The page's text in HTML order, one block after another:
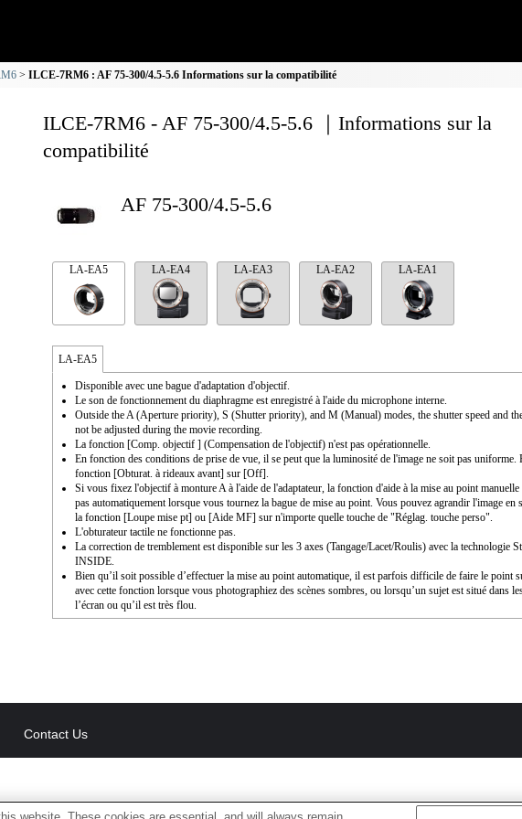
ILCE-7RM6 : AF 75-300/4.5-5.6 Informations sur la compatibilité
ILCE-7RM6 - AF 75-300/4.5-5.6 ｜Informations sur la
compatibilité
AF 75-300/4.5-5.6
LA-EA5 LA-EA4 LA-EA3 LA-EA2 LA-EA1
LA-EA5
Disponible avec une bague d'adaptation d'objectif.
Le son de fonctionnement du diaphragme est enregistré à l'aide du microphone interne.
Outside the A (Aperture priority), S (Shutter priority), and M (Manual) modes, the shutter speed and
not be adjusted during the movie recording.
La fonction [Comp. objectif ] (Compensation de l'objectif) n'est pas opérationnelle.
En fonction des conditions de prise de vue, il se peut que la luminosité de l'image ne soit pas uniforme.
fonction [Obturat. à rideaux avant] sur [Off].
Si vous fixez l'objectif à monture A à l'aide de l'adaptateur, la fonction d'aide à la mise au point
pas automatiquement lorsque vous tournez la bague de mise au point. Vous pouvez agrandir l'image en
la fonction [Loupe mise pt] ou [Aide MF] sur n'importe quelle touche de "Réglag. touche perso".
L'obturateur tactile ne fonctionne pas.
La correction de tremblement est disponible sur les 3 axes (Tangage/Lacet/Roulis) avec la technologie
INSIDE.
Bien qu’il soit possible d’effectuer la mise au point automatique, il est parfois difficile de faire le point
avec cette fonction lorsque vous photographiez des scènes sombres, ou lorsqu’un sujet est situé dans
l’écran ou qu’il est très flou.
Contact Us